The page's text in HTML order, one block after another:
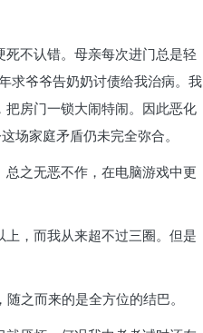
不认错。母亲每次进门总是轻
求爷爷告奶奶讨债给我治病。我
房门一锁大闹特闹。因此恶化
场家庭矛盾仍未完全弥合。
之无恶不作，在电脑游戏中更
，而我从来超不过三圈。但是
之而来的是全方位的结巴。